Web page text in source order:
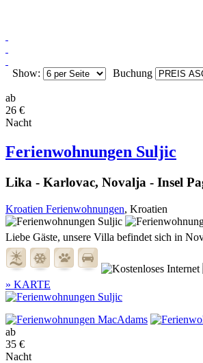
Show: Buchung
ab
26 €
Nacht
Ferienwohnungen Suljic
Lika - Karlovac, Novalja - Insel
Kroatien Ferienwohnungen, Kroatien
Liebe Gäste, unsere Villa befindet sich in
» KARTE
ab
35 €
Nacht